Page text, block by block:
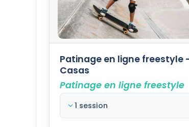
Patinage en ligne freestyle
Casas
Patinage en ligne freestyle
1 session